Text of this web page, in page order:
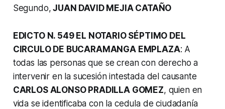
Segundo, JUAN DAVID MEJIA CATAÑO
EDICTO N. 549 EL NOTARIO SÉPTIMO DEL
CIRCULO DE BUCARAMANGA EMPLAZA: A
todas las personas que se crean con derecho a
intervenir en la sucesión intestada del causante
CARLOS ALONSO PRADILLA GOMEZ, quien en
vida se identificaba con la cedula de ciudadanía